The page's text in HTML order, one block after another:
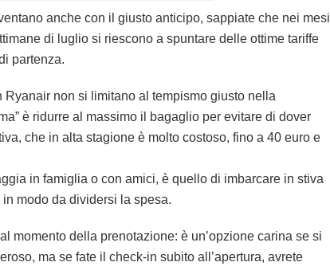
anche con il giusto anticipo, sappiate che nei mesi
di luglio si riescono a spuntare delle ottime tariffe
partenza.
Ryanair non si limitano al tempismo giusto nella
è ridurre al massimo il bagaglio per evitare di dover
che in alta stagione è molto costoso, fino a 40 euro e
in famiglia o con amici, è quello di imbarcare in stiva
in modo da dividersi la spesa.
momento della prenotazione: è un’opzione carina se si
ma se fate il check-in subito all’apertura, avrete